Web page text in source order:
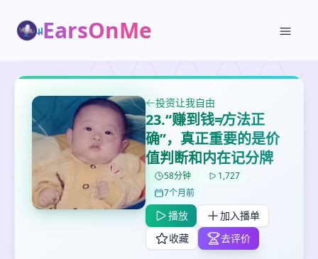
EarsOnMe
投资让我自由
23.“赚到钱≠方法正
确”，真正重要的是价
值判断和内在记分牌
58分钟
1,727
7个月前
播放
加入播单
收藏
去评价
✕✕✕